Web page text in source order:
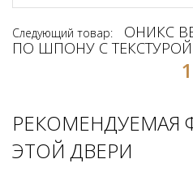
Следующий товар:
ОНИКС
ПО ШПОНУ С ТЕКСТУРОЙ
РЕКОМЕНДУЕМАЯ
ЭТОЙ ДВЕРИ